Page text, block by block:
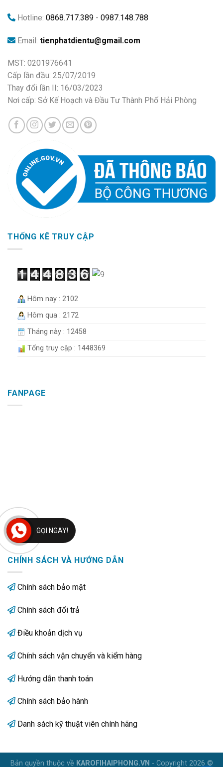
Hotline: 0868.717.389 - 0987.148.788
Email: tienphatdientu@gmail.com
MST: 0201976641
Cấp lần đầu: 25/07/2019
Thay đổi lần II: 16/03/2023
Nơi cấp: Sở Kế Hoạch và Đầu Tư Thành Phố Hải Phòng
THỐNG KÊ TRUY CẬP
Hôm nay : 2102
Hôm qua : 2172
Tháng này : 12458
Tổng truy cập : 1448369
FANPAGE
CHÍNH SÁCH VÀ HƯỚNG DẪN
Chính sách bảo mật
Chính sách đổi trả
Điều khoản dịch vụ
Chính sách vận chuyển và kiểm hàng
Hướng dẫn thanh toán
Chính sách bảo hành
Danh sách kỹ thuật viên chính hãng
Bản quyền thuộc về KAROFIHAIPHONG.VN - Copyright 2026 ©
GỌI NGAY!